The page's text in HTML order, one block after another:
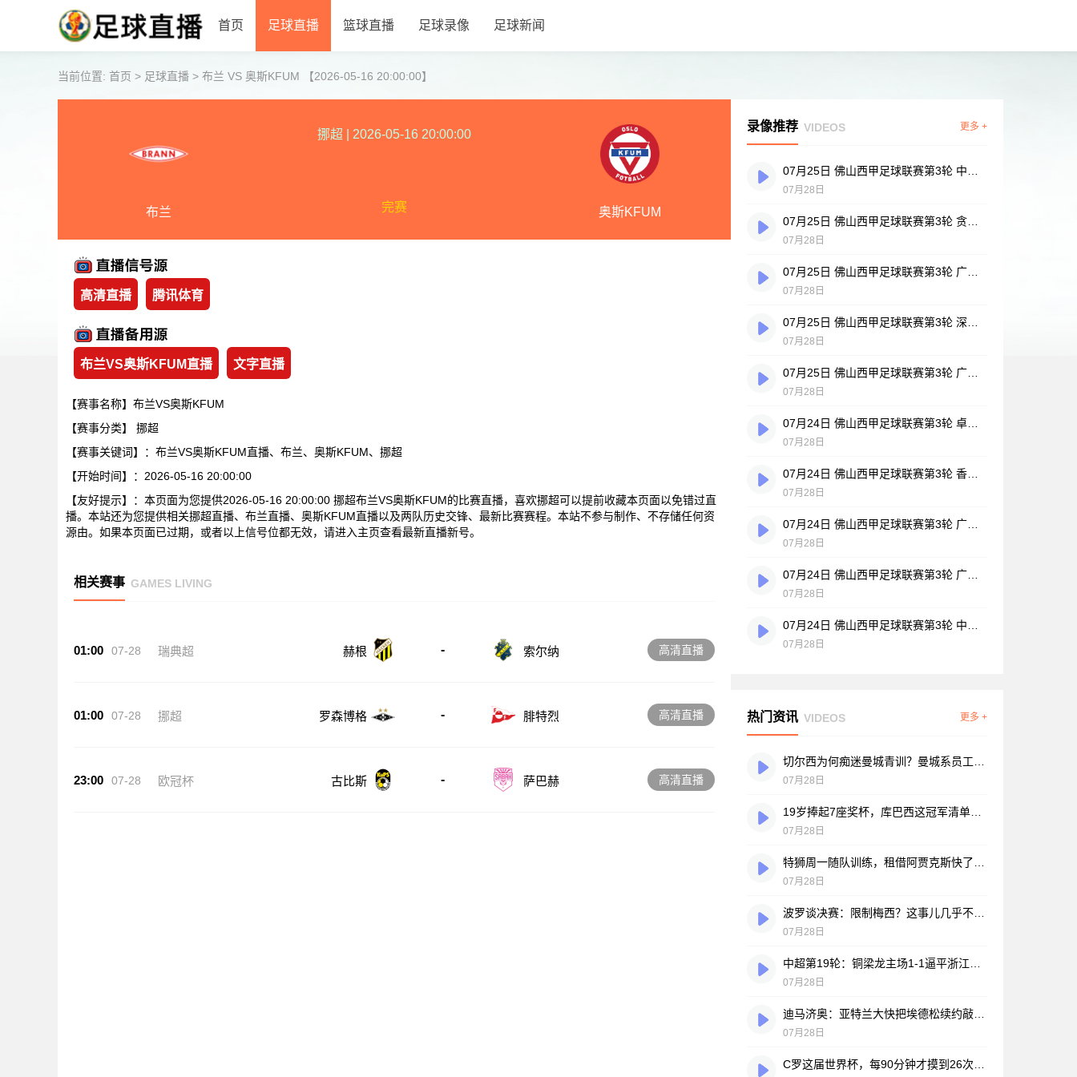
首页 足球直播 篮球直播 足球录像 足球新闻
当前位置: 首页 > 足球直播 > 布兰 VS 奥斯KFUM 【2026-05-16 20:00:00】
布兰
挪超 2026-05-16 20:00:00
完赛 奥斯KFUM
高清直播 腾讯体育
布兰VS奥斯KFUM直播 文字直播
【赛事名称】布兰VS奥斯KFUM
【赛事分类】 挪超
【赛事关键词】：布兰VS奥斯KFUM直播、布兰、奥斯KFUM、挪超
【开始时间】：2026-05-16 20:00:00
【友好提示】：本页面为您提供2026-05-16 20:00:00 挪超布兰VS奥斯KFUM的比赛直播，喜欢挪超可以提前收藏本页面以免错过直
播。本站还为您提供相关挪超直播、布兰直播、奥斯KFUM直播以及两队历史交锋、最新比赛赛程。本站不参与制作、不存储任何资
源由。如果本页面已过期，或者以上信号位都无效，请进入主页查看最新直播新号。
相关赛事 GAMES LIVING
01:00 07-28 瑞典超 赫根 - 索尔纳 高清直播
01:00 07-28 挪超 罗森博格 - 腓特烈 高清直播
23:00 07-28 欧冠杯 古比斯 - 萨巴赫 高清直播
录像推荐 VIDEOS 更多 +
07月28日
07月28日
07月28日
07月28日
07月28日
07月28日
07月28日
07月28日
07月28日
07月28日
热门资讯 VIDEOS 更多 +
07月28日
07月28日
07月28日
07月28日
07月28日
07月28日